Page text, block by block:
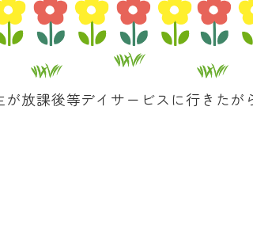
放課後等デイサービスに行きた